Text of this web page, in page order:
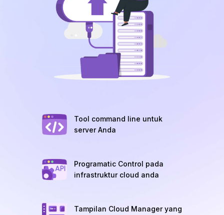
Tool command line untuk
server Anda
Programatic Control pada
infrastruktur cloud anda
Tampilan Cloud Manager yang